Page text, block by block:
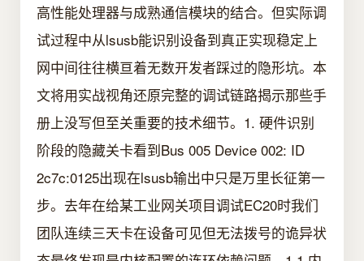
高性能处理器与成熟通信模块的结合。但实际调
试过程中从lsusb能识别设备到真正实现稳定上
网中间往往横亘着无数开发者踩过的隐形坑。本
文将用实战视角还原完整的调试链路揭示那些手
册上没写但至关重要的技术细节。1. 硬件识别
阶段的隐藏关卡看到Bus 005 Device 002: ID
2c7c:0125出现在lsusb输出中只是万里长征第一
步。去年在给某工业网关项目调试EC20时我们
团队连续三天卡在设备可见但无法拨号的诡异状